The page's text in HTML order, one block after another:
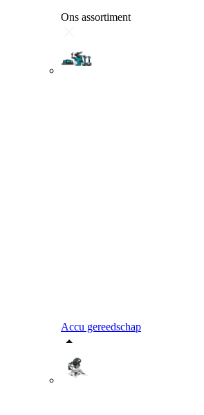
Ons assortiment
Accu gereedschap